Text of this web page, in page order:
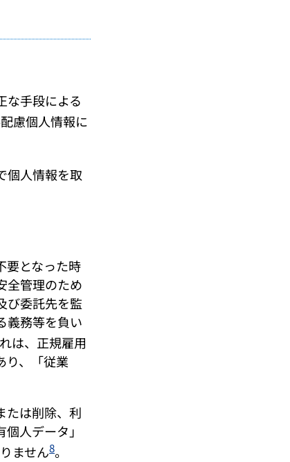
手段による
慮個人情報に
個人情報を取
要となった時
全管理のため
び委託先を監
義務等を負い
は、正規雇用
り、「従業
たは削除、利
人データ」
ません8。